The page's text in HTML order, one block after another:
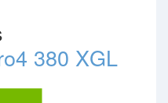
380 XGL